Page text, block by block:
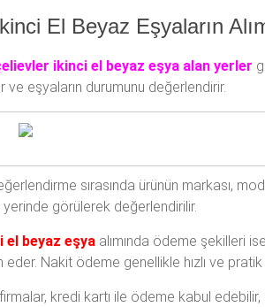
El Beyaz Eşyaların
ikinci el beyaz eşya alan yerler
ve eşyaların durumunu değerlendirir.
sırasında ürünün markası,
görülerek değerlendirilir.
el beyaz eşya alımında ödeme şekilleri
eder. Nakit ödeme genellikle hızlı ve
firmalar, kredi kartı ile ödeme kabul